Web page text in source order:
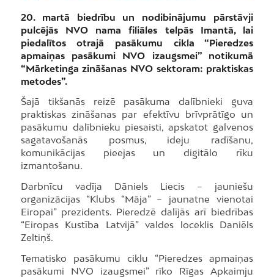
20. martā biedrību un nodibinājumu pārstāvji
pulcējās NVO nama filiāles telpās Imantā, lai
piedalītos otrajā pasākumu cikla “Pieredzes
apmaiņas pasākumi NVO izaugsmei” notikumā
“Mārketinga zināšanas NVO sektoram: praktiskas
metodes”.
Šajā tikšanās reizē pasākuma dalībnieki guva
praktiskas zināšanas par efektīvu brīvprātīgo un
pasākumu dalībnieku piesaisti, apskatot galvenos
sagatavošanās posmus, ideju radīšanu,
komunikācijas pieejas un digitālo rīku
izmantošanu.
Darbnīcu vadīja Dāniels Liecis – jauniešu
organizācijas “Klubs “Māja” – jaunatne vienotai
Eiropai” prezidents. Pieredzē dalījās arī biedrības
“Eiropas Kustība Latvijā” valdes loceklis Daniēls
Zeltiņš.
Tematisko pasākumu ciklu “Pieredzes apmaiņas
pasākumi NVO izaugsmei” rīko Rīgas Apkaimju